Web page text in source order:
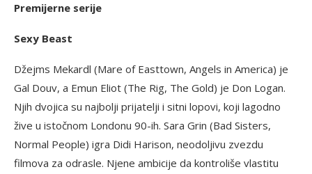
Premijerne serije
Sexy Beast
Džejms Mekardl (Mare of Easttown, Angels in America) je
Gal Douv, a Emun Eliot (The Rig, The Gold) je Don Logan.
Njih dvojica su najbolji prijatelji i sitni lopovi, koji lagodno
žive u istočnom Londonu 90-ih. Sara Grin (Bad Sisters,
Normal People) igra Didi Harison, neodoljivu zvezdu
filmova za odrasle. Njene ambicije da kontroliše vlastitu